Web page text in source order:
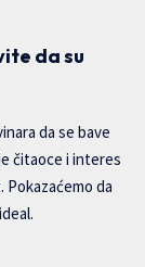
da su
da se bave
čitaoce i interes
da